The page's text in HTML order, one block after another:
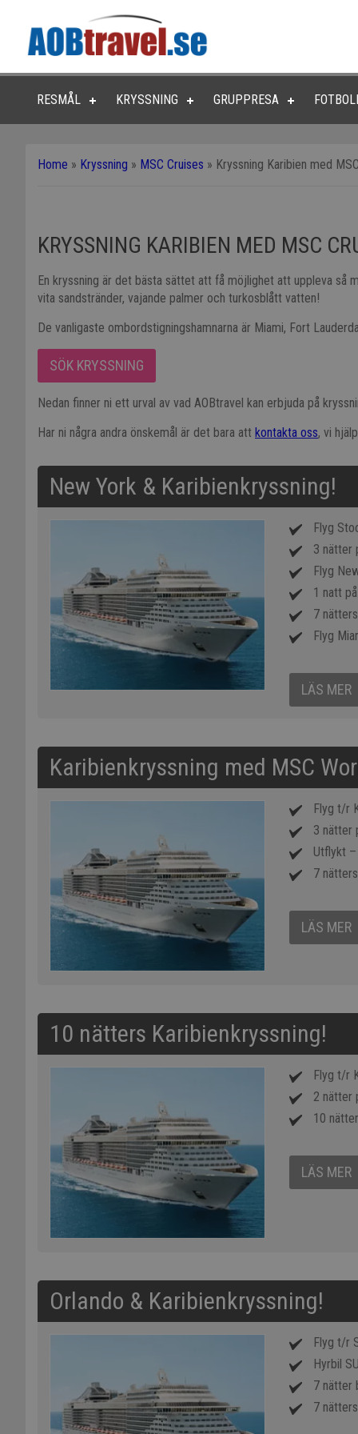
RESMÅL KRYSSNING GRUPPRESA
Home » Kryssning » MSC Cruises » Kryssning Karibien med
KRYSSNING KARIBIEN MED MSC
En kryssning är det bästa sättet att få möjlighet att uppleva så
vita sandstränder, vajande palmer och turkosblått vatten!
De vanligaste ombordstigningshamnarna är Miami, Fort
SÖK KRYSSNING
Nedan finner ni ett urval av vad AOBtravel kan erbjuda på
Har ni några andra önskemål är det bara att kontakta oss, vi
New York & Karibienkryssning!
Flyg
3 nätter
Flyg
1 natt
7
Flyg
LÄS MER
Karibienkryssning med MSC
Flyg t/r
3 nätter
Utflykt
7
LÄS MER
10 nätters Karibienkryssning!
Flyg t/r
2 nätter
10
LÄS MER
Orlando & Karibienkryssning!
Flyg t/r
Hyrbil
7 nätter
7